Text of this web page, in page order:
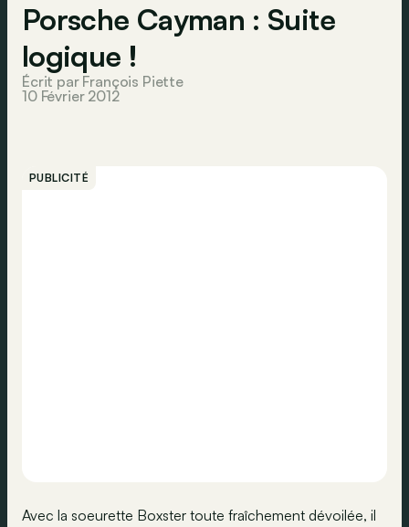
Porsche Cayman : Suite
logique !
Écrit par François Piette
10 Février 2012
PUBLICITÉ
Avec la soeurette Boxster toute fraîchement dévoilée, il